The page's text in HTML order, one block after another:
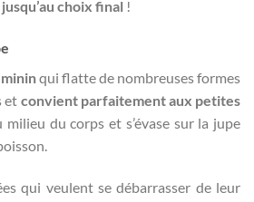
choix final !
qui flatte de nombreuses formes
et convient parfaitement aux petites
milieu du corps et s’évase sur la jupe
qui veulent se débarrasser de leur